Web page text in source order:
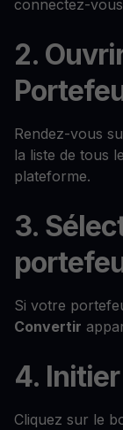
connectez-
2.
Rendez-vous
la liste de tous
plateforme.
3.
Si votre
Convertir
4.
Cliquez sur le